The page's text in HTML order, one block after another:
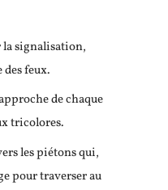
signalisation,
feux.
de chaque
tricolores.
les piétons qui,
pour traverser au